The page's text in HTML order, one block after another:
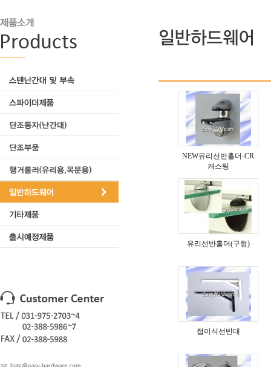
NEW유리선반홀더-CR
캐스팅
유리선반홀더(구형)
접이식선반대